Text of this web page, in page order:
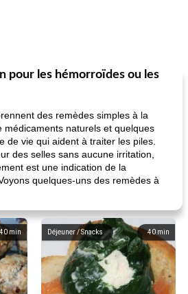
pour les hémorroïdes ou les
des remèdes simples à la
médicaments naturels et quelques
de vie qui aident à traiter les piles.
des selles sans aucune irritation,
est une indication de la
quelques-uns des remèdes à
40 min 40 min
Déjeuner / Snacks